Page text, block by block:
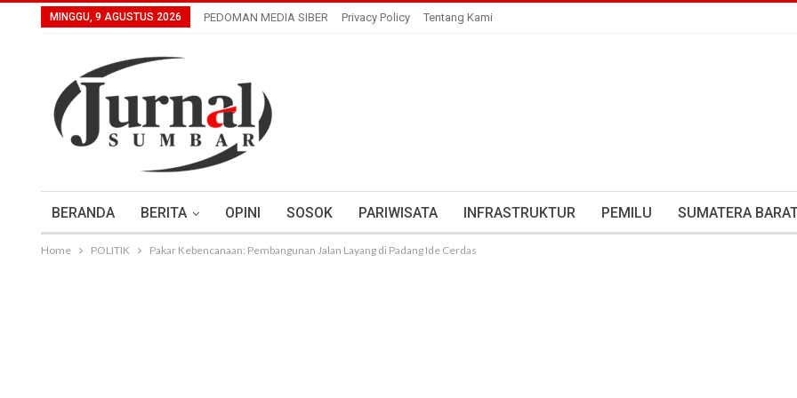
MINGGU, 9 AGUSTUS 2026 PEDOMAN MEDIA SIBER Privacy Policy Tentang Kami
BERANDA BERITA OPINI SOSOK PARIWISATA INFRASTRUKTUR PEMILU SUMATERA
Home POLITIK Pakar Kebencanaan: Pembangunan Jalan Layang di Padang Ide Cerdas